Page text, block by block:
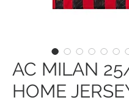
AC MILAN
HOME